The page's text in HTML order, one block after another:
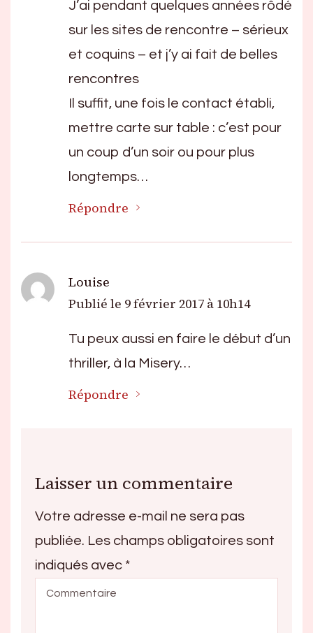
J’ai pendant quelques années rôdé
sur les sites de rencontre – sérieux
et coquins – et j’y ai fait de belles
rencontres
Il suffit, une fois le contact établi,
mettre carte sur table : c’est pour
un coup d’un soir ou pour plus
longtemps…
Répondre
Louise
Publié le 9 février 2017 à 10h14
Tu peux aussi en faire le début d’un
thriller, à la Misery…
Répondre
Laisser un commentaire
Votre adresse e-mail ne sera pas
publiée. Les champs obligatoires sont
indiqués avec *